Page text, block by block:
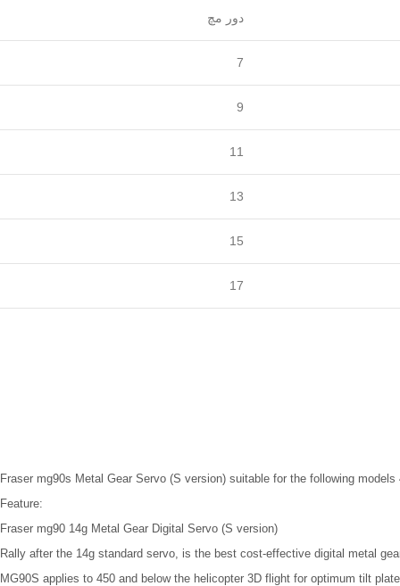
دور مچ
7
9
11
13
15
17
Fraser mg90s Metal Gear Servo (S version) suitable for the following models
Feature:
Fraser mg90 14g Metal Gear Digital Servo (S version)
Rally after the 14g standard servo , is the best cost-effective digital metal
MG90S applies to 450 and below the helicopter 3D flight for optimum tilt plate